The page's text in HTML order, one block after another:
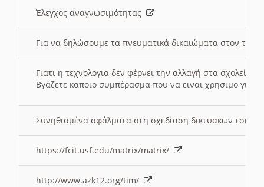
Έλεγχος αναγνωσιμότητας
Για να δηλώσουμε τα πνευματικά δικαιώματα στον
Γιατι η τεχνολογια δεν φέρνει την αλλαγή στα σχολεία;
Βγάζετε καποιο συμπέρασμα που να ειναι χρησιμο για
Συνηθισμένα σφάλματα στη σχεδίαση δικτυακων
https://fcit.usf.edu/matrix/matrix/
http://www.azk12.org/tim/